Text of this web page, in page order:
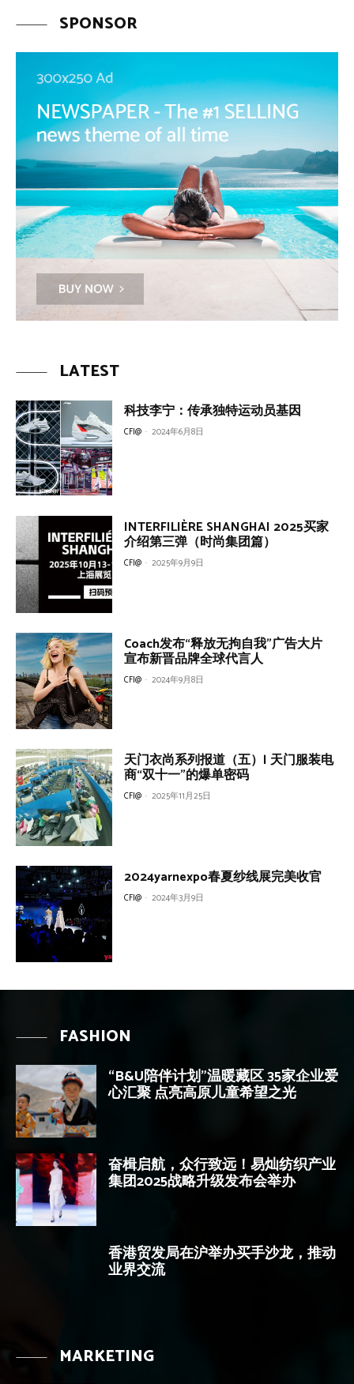
SPONSOR
LATEST
科技李宁：传承独特运动员基因
CFI@ - 2024年6月8日
INTERFILIÈRE SHANGHAI 2025买家
介绍第三弹（时尚集团篇）
CFI@ - 2025年9月9日
Coach发布“释放无拘自我”广告大片
宣布新晋品牌全球代言人
CFI@ - 2024年9月8日
天门衣尚系列报道（五）| 天门服装电
商“双十一”的爆单密码
CFI@ - 2025年11月25日
2024yarnexpo春夏纱线展完美收官
CFI@ - 2024年3月9日
FASHION
“B&U陪伴计划”温暖藏区 35家企业爱
心汇聚 点亮高原儿童希望之光
奋楫启航，众行致远！易灿纺织产业
集团2025战略升级发布会举办
香港贸发局在沪举办买手沙龙，推动
业界交流
MARKETING